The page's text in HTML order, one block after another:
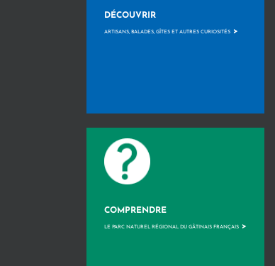
DÉCOUVRIR
ARTISANS, BALADES, GÎTES ET AUTRES CURIOSITÉS >
COMPRENDRE
LE PARC NATUREL RÉGIONAL DU GÂTINAIS FRANÇAIS >